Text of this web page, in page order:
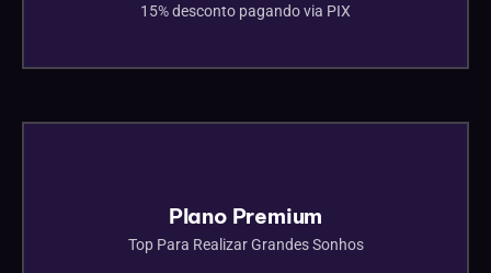
15% desconto pagando via PIX
Plano Premium
Top Para Realizar Grandes Sonhos